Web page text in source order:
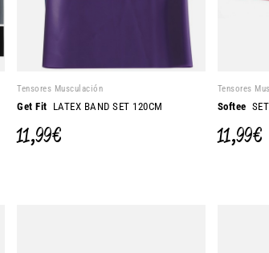
Tensores Musculación
Get Fit LATEX BAND SET 120CM
11,99 €
Tensores
Softee
11,99 €